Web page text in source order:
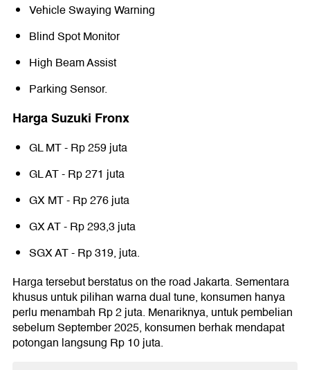
Vehicle Swaying Warning
Blind Spot Monitor
High Beam Assist
Parking Sensor.
Harga Suzuki Fronx
GL MT - Rp 259 juta
GL AT - Rp 271 juta
GX MT - Rp 276 juta
GX AT - Rp 293,3 juta
SGX AT - Rp 319, juta.
Harga tersebut berstatus on the road Jakarta. Sementara
khusus untuk pilihan warna dual tune, konsumen hanya
perlu menambah Rp 2 juta. Menariknya, untuk pembelian
sebelum September 2025, konsumen berhak mendapat
potongan langsung Rp 10 juta.